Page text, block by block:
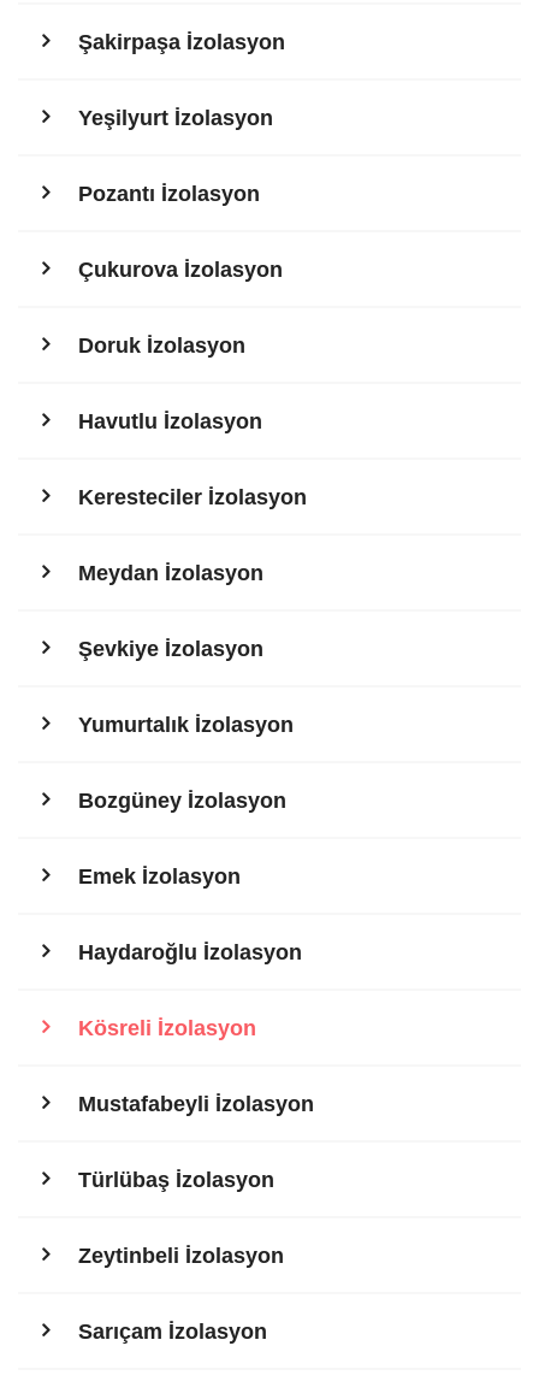
Şakirpaşa İzolasyon
Yeşilyurt İzolasyon
Pozantı İzolasyon
Çukurova İzolasyon
Doruk İzolasyon
Havutlu İzolasyon
Keresteciler İzolasyon
Meydan İzolasyon
Şevkiye İzolasyon
Yumurtalık İzolasyon
Bozgüney İzolasyon
Emek İzolasyon
Haydaroğlu İzolasyon
Kösreli İzolasyon
Mustafabeyli İzolasyon
Türlübaş İzolasyon
Zeytinbeli İzolasyon
Sarıçam İzolasyon